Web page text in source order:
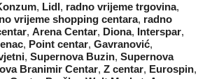
, Lidl, radno vrijeme trgovina,
vrijeme shopping centara, radno
, Arena Centar, Diona, Interspar,
, Point centar, Gavranović,
, Supernova Buzin, Supernova
Branimir Centar, Z centar, Eurospin,